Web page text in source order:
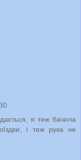
я теж бачила
і теж рука не